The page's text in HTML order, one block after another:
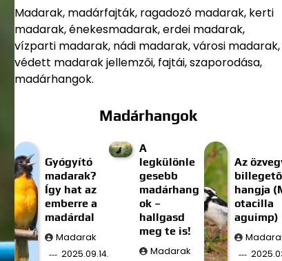
Madarak, madárfajták, ragadozó madarak, kerti
madarak, énekesmadarak, erdei madarak,
vízparti madarak, nádi madarak, városi madarak,
védett madarak jellemzői, fajtái, szaporodása,
madárhangok.
Madárhangok
Gyógyító
madarak?
Így hat az
emberre a
madárdal
Madarak
2025.09.14.
A
legkülönle
gesebb
madárhang
ok –
hallgasd
meg te is!
Madarak
Az
billegető
hangja
otacilla
aguimp)